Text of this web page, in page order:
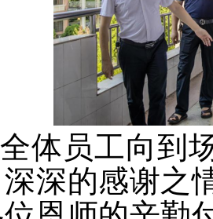
体员工向到
深的感谢之